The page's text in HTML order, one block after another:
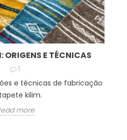
ORIGENS E TÉCNICAS
1
e técnicas de fabricação
kilim.
more